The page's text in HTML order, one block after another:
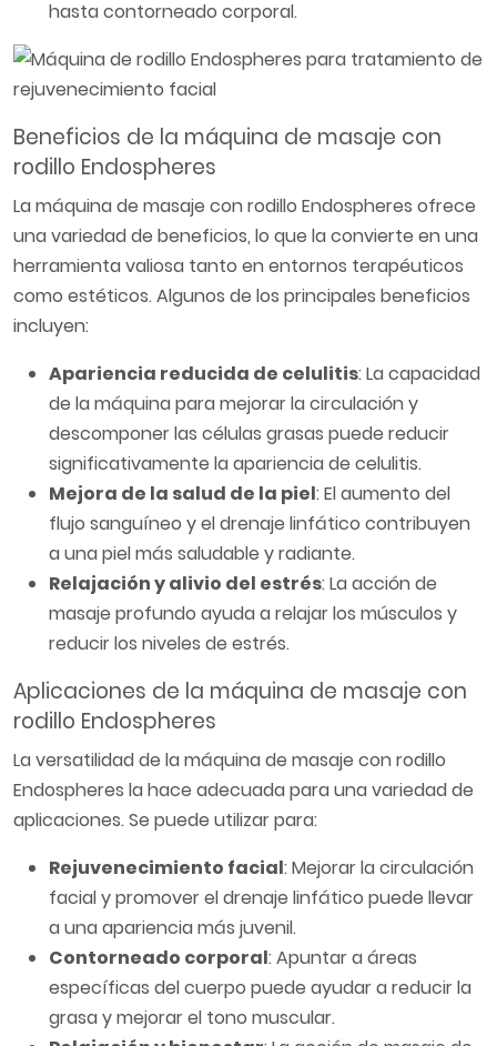
hasta contorneado corporal.
Beneficios de la máquina de masaje con
rodillo Endospheres
La máquina de masaje con rodillo Endospheres ofrece
una variedad de beneficios, lo que la convierte en una
herramienta valiosa tanto en entornos terapéuticos
como estéticos. Algunos de los principales beneficios
incluyen:
Apariencia reducida de celulitis: La capacidad
de la máquina para mejorar la circulación y
descomponer las células grasas puede reducir
significativamente la apariencia de celulitis.
Mejora de la salud de la piel: El aumento del
flujo sanguíneo y el drenaje linfático contribuyen
a una piel más saludable y radiante.
Relajación y alivio del estrés: La acción de
masaje profundo ayuda a relajar los músculos y
reducir los niveles de estrés.
Aplicaciones de la máquina de masaje con
rodillo Endospheres
La versatilidad de la máquina de masaje con rodillo
Endospheres la hace adecuada para una variedad de
aplicaciones. Se puede utilizar para:
Rejuvenecimiento facial: Mejorar la circulación
facial y promover el drenaje linfático puede llevar
a una apariencia más juvenil.
Contorneado corporal: Apuntar a áreas
específicas del cuerpo puede ayudar a reducir la
grasa y mejorar el tono muscular.